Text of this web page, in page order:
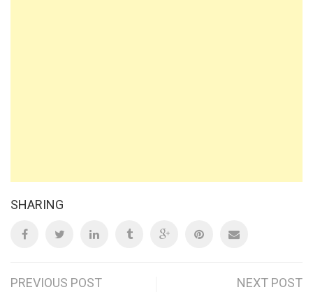
SHARING
PREVIOUS POST
NEXT POST